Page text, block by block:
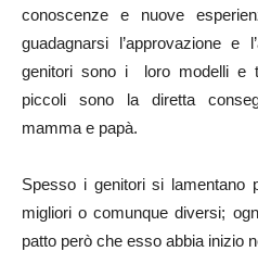
conoscenze e nuove
guadagnarsi l’approvazione e
genitori sono i loro modelli e
piccoli sono la diretta
mamma e papà.
Spesso i genitori si lamentano
migliori o comunque diversi;
patto però che esso abbia inizio